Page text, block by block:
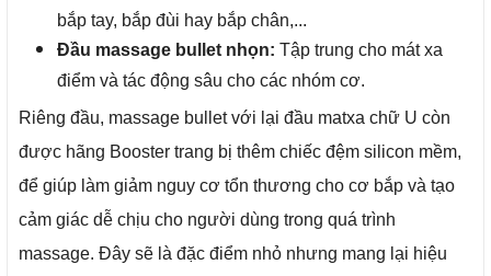
bắp tay, bắp đùi hay bắp chân,...
Đầu massage bullet nhọn: Tập trung cho mát xa
điểm và tác động sâu cho các nhóm cơ.
Riêng đầu, massage bullet với lại đầu matxa chữ U còn
được hãng Booster trang bị thêm chiếc đệm silicon mềm,
để giúp làm giảm nguy cơ tổn thương cho cơ bắp và tạo
cảm giác dễ chịu cho người dùng trong quá trình
massage. Đây sẽ là đặc điểm nhỏ nhưng mang lại hiệu